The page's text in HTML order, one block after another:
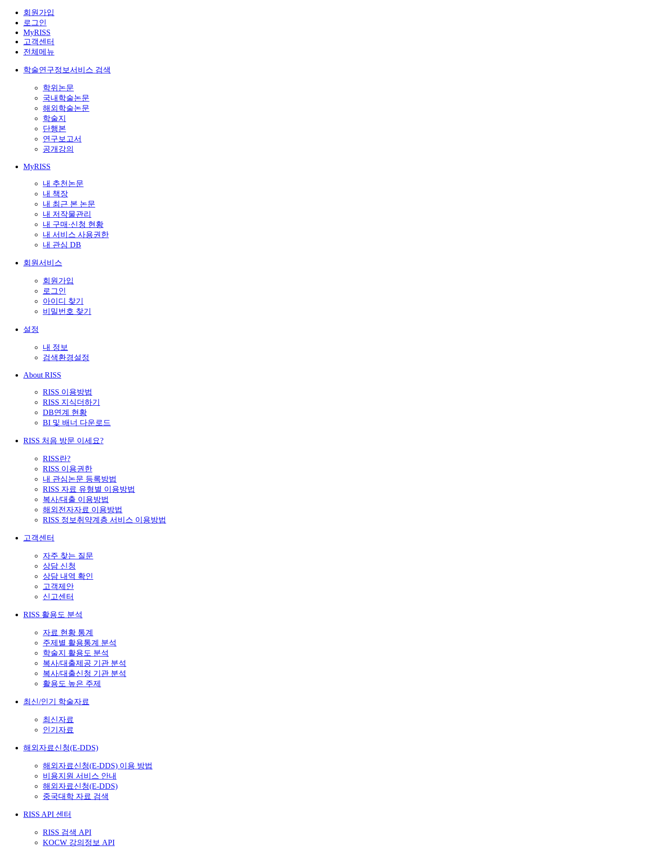
회원가입
로그인
MyRISS
고객센터
전체메뉴
학술연구정보서비스 검색
학위논문
국내학술논문
해외학술논문
학술지
단행본
연구보고서
공개강의
MyRISS
내 추천논문
내 책장
내 최근 본 논문
내 저작물관리
내 구매·신청 현황
내 서비스 사용권한
내 관심 DB
회원서비스
회원가입
로그인
아이디 찾기
비밀번호 찾기
설정
내 정보
검색환경설정
About RISS
RISS 이용방법
RISS 지식더하기
DB연계 현황
BI 및 배너 다운로드
RISS 처음 방문 이세요?
RISS란?
RISS 이용권한
내 관심논문 등록방법
RISS 자료 유형별 이용방법
복사/대출 이용방법
해외전자자료 이용방법
RISS 정보취약계층 서비스 이용방법
고객센터
자주 찾는 질문
상담 신청
상담 내역 확인
고객제안
신고센터
RISS 활용도 분석
자료 현황 통계
주제별 활용통계 분석
학술지 활용도 분석
복사/대출제공 기관 분석
복사/대출신청 기관 분석
활용도 높은 주제
최신/인기 학술자료
최신자료
인기자료
해외자료신청(E-DDS)
해외자료신청(E-DDS) 이용 방법
비용지원 서비스 안내
해외자료신청(E-DDS)
중국대학 자료 검색
RISS API 센터
RISS 검색 API
KOCW 강의정보 API